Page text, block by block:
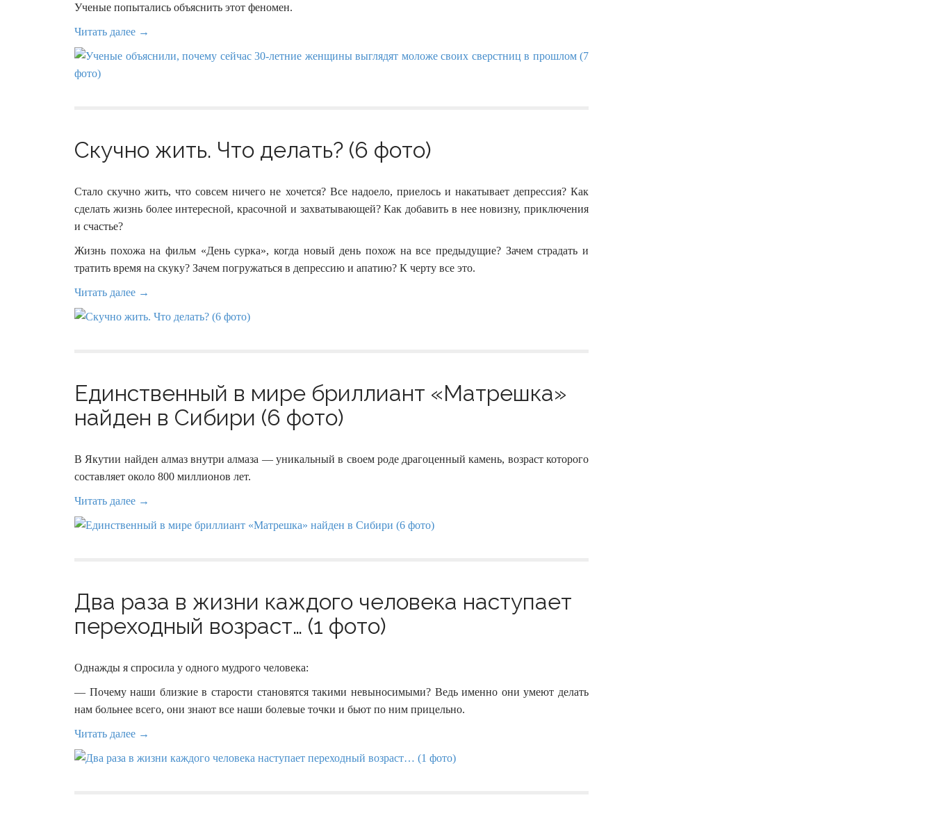
Ученые попытались объяснить этот феномен.
Читать далее →
Скучно жить. Что делать? (6 фото)
Стало скучно жить, что совсем ничего не хочется? Все надоело, приелось и накатывает депрессия? Как
сделать жизнь более интересной, красочной и захватывающей? Как добавить в нее новизну, приключения
и счастье?
Жизнь похожа на фильм «День сурка», когда новый день похож на все предыдущие? Зачем страдать и
тратить время на скуку? Зачем погружаться в депрессию и апатию? К черту все это.
Читать далее →
Единственный в мире бриллиант «Матрешка»
найден в Сибири (6 фото)
В Якутии найден алмаз внутри алмаза — уникальный в своем роде драгоценный камень, возраст которого
составляет около 800 миллионов лет.
Читать далее →
Два раза в жизни каждого человека наступает
переходный возраст… (1 фото)
Однажды я спросила у одного мудрого человека:
— Почему наши близкие в старости становятся такими невыносимыми? Ведь именно они умеют делать
нам больнее всего, они знают все наши болевые точки и бьют по ним прицельно.
Читать далее →